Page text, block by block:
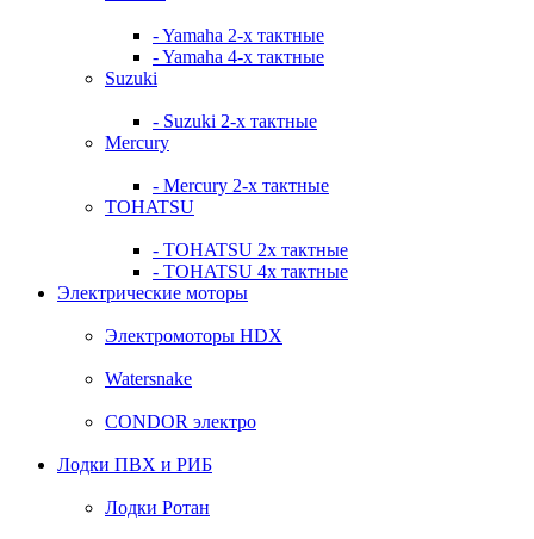
- Yamaha 2-х тактные
- Yamaha 4-х тактные
Suzuki
- Suzuki 2-х тактные
Mercury
- Mercury 2-х тактные
TOHATSU
- TOHATSU 2х тактные
- TOHATSU 4х тактные
Электрические моторы
Электромоторы HDX
Watersnake
CONDOR электро
Лодки ПВХ и РИБ
Лодки Ротан